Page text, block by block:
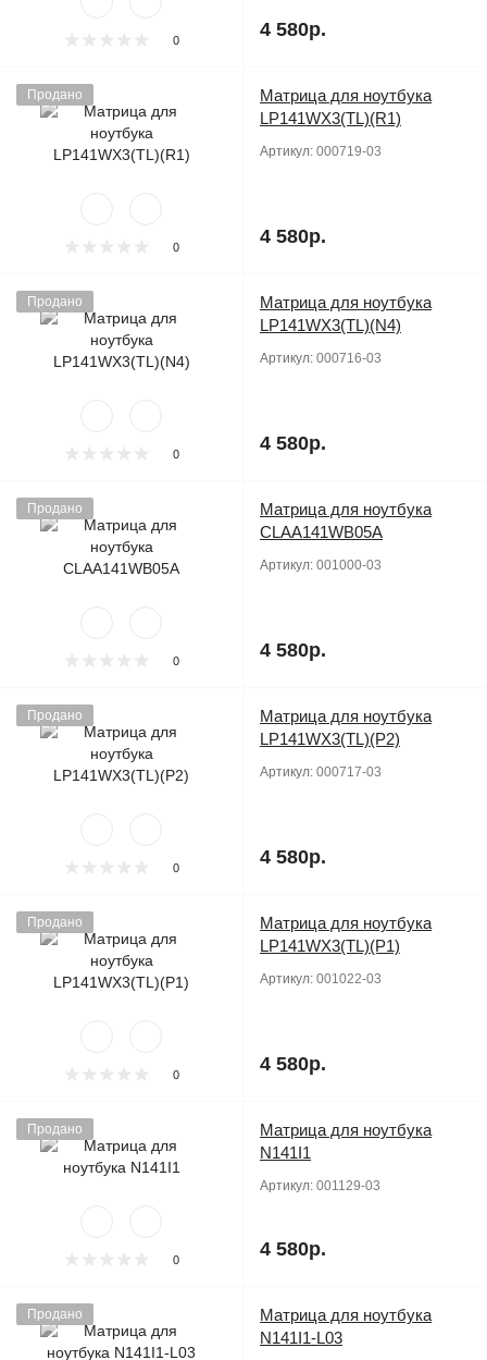
0 4 580р.
Продано
0
Матрица для ноутбука
LP141WX3(TL)(R1)
Артикул: 000719-03
4 580р.
Продано
0
Матрица для ноутбука
LP141WX3(TL)(N4)
Артикул: 000716-03
4 580р.
Продано
0
Матрица для ноутбука
CLAA141WB05A
Артикул: 001000-03
4 580р.
Продано
0
Матрица для ноутбука
LP141WX3(TL)(P2)
Артикул: 000717-03
4 580р.
Продано
0
Матрица для ноутбука
LP141WX3(TL)(P1)
Артикул: 001022-03
4 580р.
Продано
0
Матрица для ноутбука
N141I1
Артикул: 001129-03
4 580р.
Продано
Матрица для ноутбука
N141I1-L03